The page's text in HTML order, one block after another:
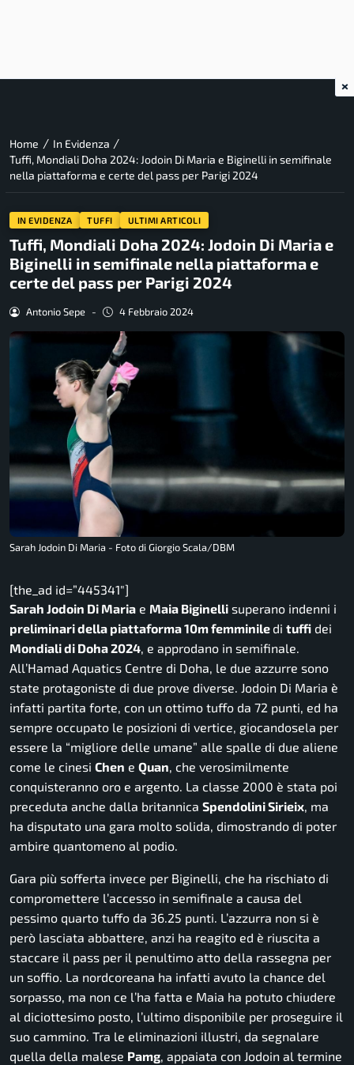
Home / In Evidenza /
Tuffi, Mondiali Doha 2024: Jodoin Di Maria e Biginelli in semifinale
nella piattaforma e certe del pass per Parigi 2024
IN EVIDENZA TUFFI ULTIMI ARTICOLI
Tuffi, Mondiali Doha 2024: Jodoin Di Maria e
Biginelli in semifinale nella piattaforma e
certe del pass per Parigi 2024
Antonio Sepe - 4 Febbraio 2024
Sarah Jodoin Di Maria - Foto di Giorgio Scala/DBM
[the_ad id=”445341″]
Sarah Jodoin Di Maria e Maia Biginelli superano indenni i
preliminari della piattaforma 10m femminile di tuffi dei
Mondiali di Doha 2024, e approdano in semifinale.
All’Hamad Aquatics Centre di Doha, le due azzurre sono
state protagoniste di due prove diverse. Jodoin Di Maria è
infatti partita forte, con un ottimo tuffo da 72 punti, ed ha
sempre occupato le posizioni di vertice, giocandosela per
essere la “migliore delle umane” alle spalle di due aliene
come le cinesi Chen e Quan, che verosimilmente
conquisteranno oro e argento. La classe 2000 è stata poi
preceduta anche dalla britannica Spendolini Sirieix, ma
ha disputato una gara molto solida, dimostrando di poter
ambire quantomeno al podio.
Gara più sofferta invece per Biginelli, che ha rischiato di
compromettere l’accesso in semifinale a causa del
pessimo quarto tuffo da 36.25 punti. L’azzurra non si è
però lasciata abbattere, anzi ha reagito ed è riuscita a
staccare il pass per il penultimo atto della rassegna per
un soffio. La nordcoreana ha infatti avuto la chance del
sorpasso, ma non ce l’ha fatta e Maia ha potuto chiudere
al diciottesimo posto, l’ultimo disponibile per proseguire il
suo cammino. Tra le eliminazioni illustri, da segnalare
quella della malese Pamg, appaiata con Jodoin al termine
×